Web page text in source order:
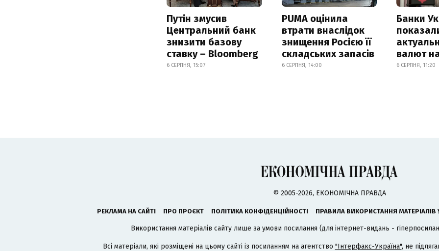
Путін змусив
Центральний банк
знизити базову
ставку – Bloomberg
6 СЕРПНЯ, 15:07
PUMA оцінила
втрати внаслідок
знищення Росією її
складських запасів
6 СЕРПНЯ, 14:00
Банки
валют
6 СЕРПНЯ, 11:20
© 2005-2026, ЕКОНОМІЧНА ПРАВДА
РЕКЛАМА НА САЙТІ ПРО ПРОЄКТ ПОЛІТИКА КОНФІДЕНЦІЙНОСТІ ПРАВИЛА ВИКОРИСТАННЯ МАТЕРІАЛІВ
Використання матеріалів сайту лише за умови посилання (для інтернет-видань -
Всі матеріали, які розміщені на цьому сайті із посиланням на агентство "Інтерфакс-Україна", не